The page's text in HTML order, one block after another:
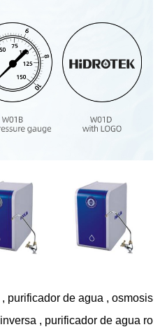
, purificador de agua , osmosis
inversa , purificador de agua ro